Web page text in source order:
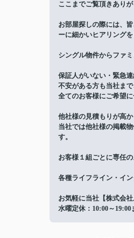
ここまでご覧頂きありが
お部屋探しの際には、
ーに細かいヒアリング
シングル物件からファ
保証人がいない・緊急
不安がある方も当社まで
全てのお客様にご希望
他社様の見積もりが高
当社では他社様の掲載
す。
お客様１組ごとに専任
各種ライフライン・イ
お気軽に当社【株式会
水曜定休：10:00～19:00